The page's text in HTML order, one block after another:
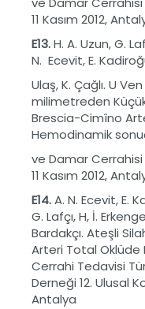
11 Kasım 2012,
E13.H. A. Uzun, G.
N. Ecevit, E.
Ulaş, K. Çağlı. U
milimetreden
Brescia-Cimîno
Hemodinamik
ve Damar Cerrahisi
11 Kasım 2012,
E14.A. N. Ecevit, E.
G. Lafçı, H, İ.
Bardakçı. Ateşli
Arteri Total Oklüde
Cerrahi Tedavisi
Derneği 12. Ulusal
Antalya